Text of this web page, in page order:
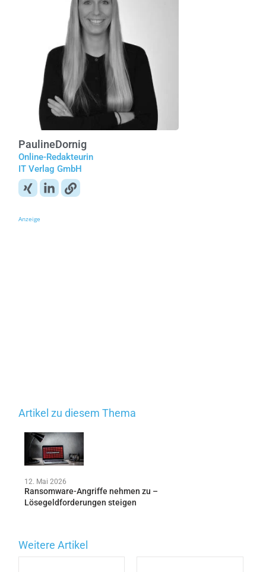
PaulineDornig
Online-Redakteurin
IT Verlag GmbH
Anzeige
Artikel zu diesem Thema
12. Mai 2026
Ransomware-Angriffe nehmen zu –
Lösegeldforderungen steigen
Weitere Artikel